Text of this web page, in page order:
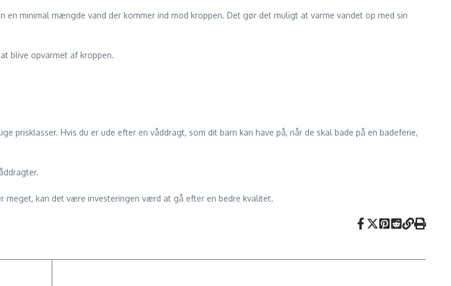
minimal mængde vand der kommer ind mod kroppen. Det gør det muligt at varme vandet op med sin
blive opvarmet af kroppen.
prisklasser. Hvis du er ude efter en våddragt, som dit barn kan have på, når de skal bade på en badeferie,
meget, kan det være investeringen værd at gå efter en bedre kvalitet.